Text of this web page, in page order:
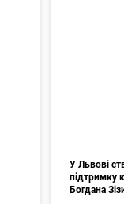
У Львові
підтримку
Богдана